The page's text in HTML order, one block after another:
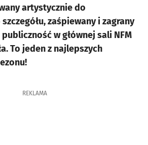
artystycznie do
zaśpiewany i zagrany
publiczność w głównej sali NFM
To jeden z najlepszych
REKLAMA